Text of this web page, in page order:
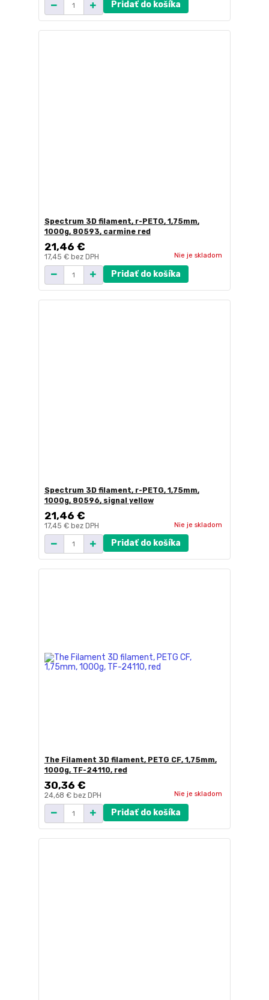
Pridať do košíka
Spectrum 3D filament, r-PETG, 1,75mm,
1000g, 80593, carmine red
21,46 €
17,45 € bez DPH Nie je skladom
Pridať do košíka
Spectrum 3D filament, r-PETG, 1,75mm,
1000g, 80596, signal yellow
21,46 €
17,45 € bez DPH Nie je skladom
Pridať do košíka
The Filament 3D filament, PETG CF, 1,75mm,
1000g, TF-24110, red
30,36 €
24,68 € bez DPH Nie je skladom
Pridať do košíka